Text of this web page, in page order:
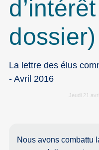
dossier)
La lettre des élus
- Avril 2016
Jeudi 21
Nous avons combattu